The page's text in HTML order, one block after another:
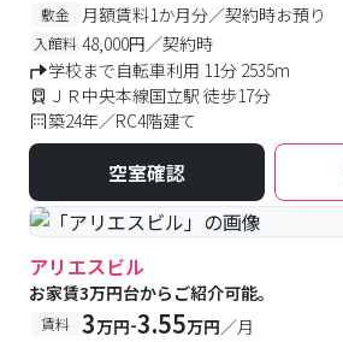
敷金 月額賃料1か月分／契約時お預り
入館料 48,000円／契約時
学校まで自転車利用 11分 2535m
ＪＲ中央本線国立駅 徒歩17分
築24年／RC4階建て
空室確認
アリエスビル
お家賃3万円台からご紹介可能。
賃料 3万円-3.55万円／月